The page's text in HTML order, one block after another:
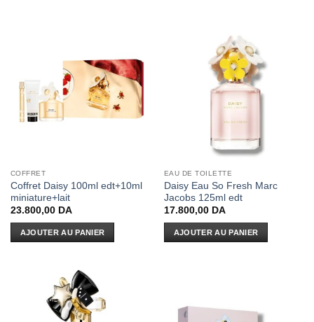
COFFRET
Coffret Daisy 100ml edt+10ml
miniature+lait
23.800,00 DA
AJOUTER AU PANIER
EAU DE TOILETTE
Daisy Eau So Fresh Marc
Jacobs 125ml edt
17.800,00 DA
AJOUTER AU PANIER